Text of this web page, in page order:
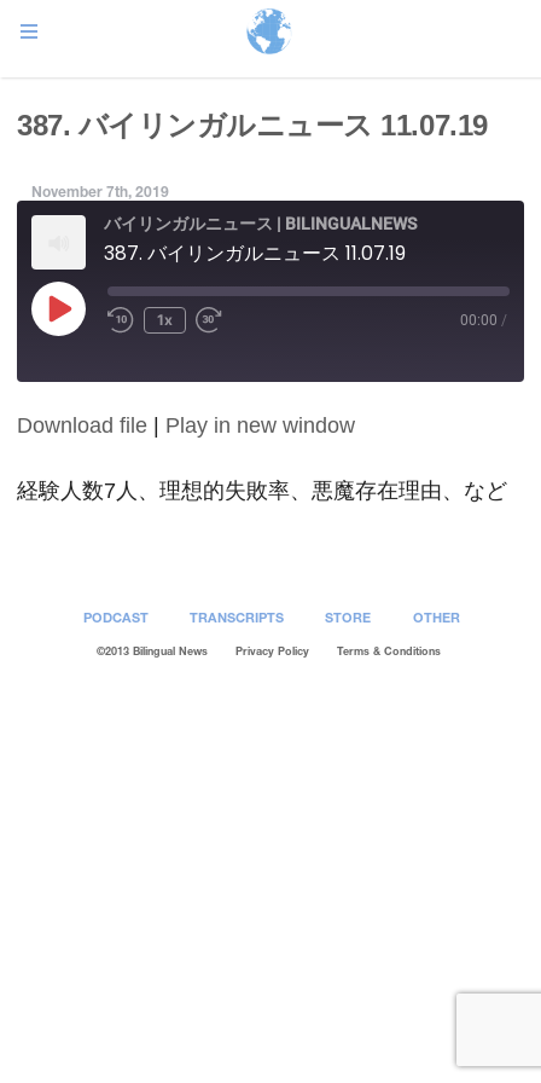
387. バイリンガルニュース 11.07.19
November 7th, 2019
バイリンガルニュース | BILINGUALNEWS
387. バイリンガルニュース 11.07.19
Play
Episode
1x 00:00 /
SHARE
LINK
Download file Play in new window
経験人数7人、理想的失敗率、悪魔存在理由、など
PODCAST TRANSCRIPTS STORE OTHER
©2013 Bilingual News Privacy Policy Terms & Conditions